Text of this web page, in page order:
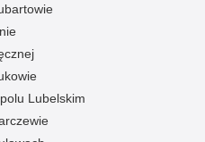
Lubelskim